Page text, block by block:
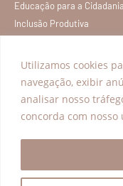
Utilizamos cookies
navegação, exibir
analisar nosso
concorda com nosso
Educação para a Cidadania
Inclusão Produtiva
Todos os direitos